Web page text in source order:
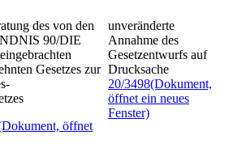
des von den
90/DIE
Gesetzes zur
öffnet
unveränderte
Annahme des
Gesetzentwurfs auf
Drucksache
20/3498(Dokument,
öffnet ein neues
Fenster)